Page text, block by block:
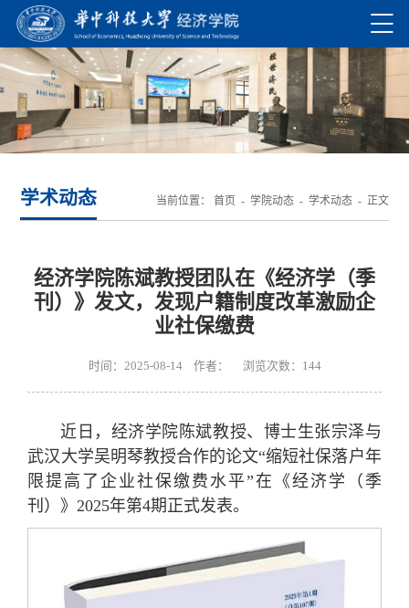
学术动态 当前位置： 首页 - 学院动态- 学术动态- 正文
经济学院陈斌教授团队在《经济学（季
刊）》发文，发现户籍制度改革激励企
业社保缴费
时间：2025-08-14 作者： 浏览次数： 144
近日，经济学院陈斌教授、博士生张宗泽与
武汉大学吴明琴教授合作的论文“缩短社保落户年
限提高了企业社保缴费水平”在《经济学（季
刊）》2025年第4期正式发表。